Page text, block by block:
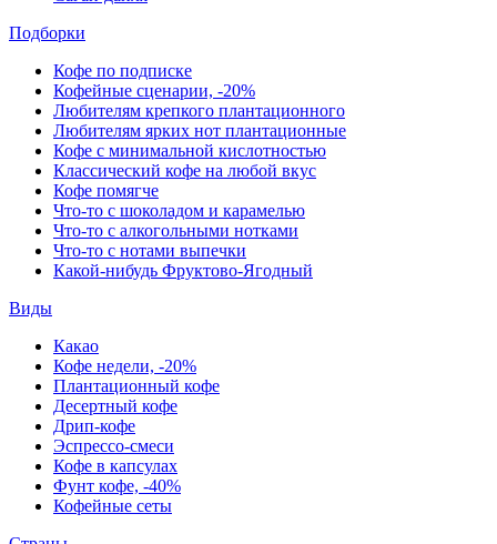
Подборки
Кофе по подписке
Кофейные сценарии, -20%
Любителям крепкого плантационного
Любителям ярких нот плантационные
Кофе с минимальной кислотностью
Классический кофе на любой вкус
Кофе помягче
Что-то с шоколадом и карамелью
Что-то с алкогольными нотками
Что-то с нотами выпечки
Какой-нибудь Фруктово-Ягодный
Виды
Какао
Кофе недели, -20%
Плантационный кофе
Десертный кофе
Дрип-кофе
Эспрессо-смеси
Кофе в капсулах
Фунт кофе, -40%
Кофейные сеты